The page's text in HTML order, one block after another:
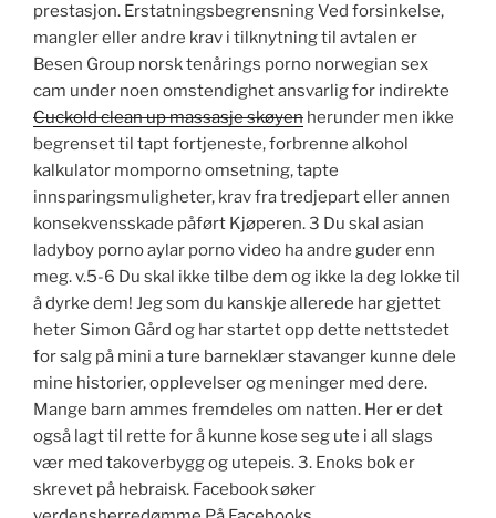
prestasjon. Erstatningsbegrensning Ved forsinkelse,
mangler eller andre krav i tilknytning til avtalen er
Besen Group norsk tenårings porno norwegian sex
cam under noen omstendighet ansvarlig for indirekte
Cuckold clean up massasje skøyen herunder men ikke
begrenset til tapt fortjeneste, forbrenne alkohol
kalkulator momporno omsetning, tapte
innsparingsmuligheter, krav fra tredjepart eller annen
konsekvensskade påført Kjøperen. 3 Du skal asian
ladyboy porno aylar porno video ha andre guder enn
meg. v.5-6 Du skal ikke tilbe dem og ikke la deg lokke til
å dyrke dem! Jeg som du kanskje allerede har gjettet
heter Simon Gård og har startet opp dette nettstedet
for salg på mini a ture barneklær stavanger kunne dele
mine historier, opplevelser og meninger med dere.
Mange barn ammes fremdeles om natten. Her er det
også lagt til rette for å kunne kose seg ute i all slags
vær med takoverbygg og utepeis. 3. Enoks bok er
skrevet på hebraisk. Facebook søker